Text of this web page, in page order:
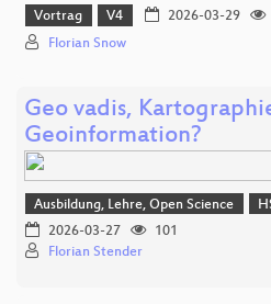
Vortrag V4 2026-03-29
Florian Snow
Geo vadis,
Geoinformation?
Ausbildung, Lehre, Open Science
2026-03-27
101
Florian Stender